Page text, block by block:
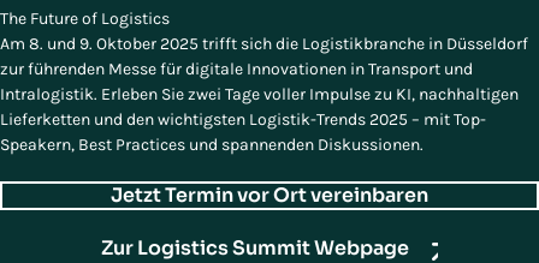
The Future of Logistics
Am 8. und 9. Oktober 2025 trifft sich die Logistikbranche in Düsseldorf
zur führenden Messe für digitale Innovationen in Transport und
Intralogistik. Erleben Sie zwei Tage voller Impulse zu KI, nachhaltigen
Lieferketten und den wichtigsten Logistik-Trends 2025 – mit Top-
Speakern, Best Practices und spannenden Diskussionen.
Jetzt Termin vor Ort vereinbaren
Zur Logistics Summit Webpage